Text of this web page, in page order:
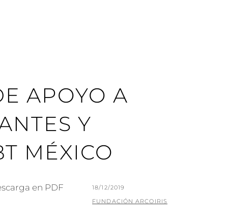
APOYO A
Y
MÉXICO
en PDF
PUBLICADO
EL
18/12/2019
POR
FUNDACIÓN ARCOIRIS